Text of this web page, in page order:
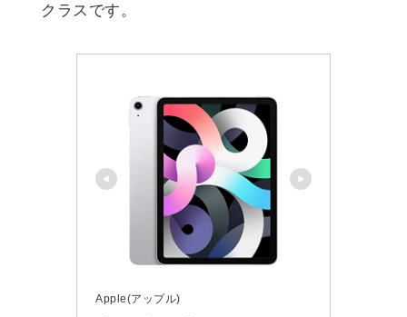
クラスです。
Apple(アップル)